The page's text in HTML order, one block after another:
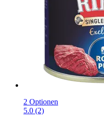
2 Optionen
5.0 (2)